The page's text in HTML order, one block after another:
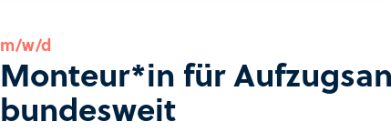
m/w/d
Monteur*in für
bundesweit